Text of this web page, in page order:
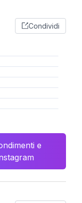
Condividi
e